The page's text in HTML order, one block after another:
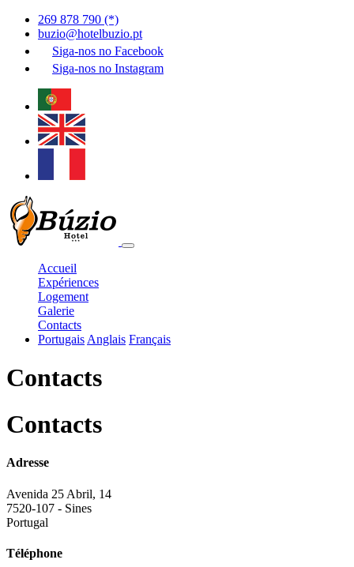
269 878 790 (*)
buzio@hotelbuzio.pt
Siga-nos no Facebook
Siga-nos no Instagram
Accueil
Expériences
Logement
Galerie
Contacts
Portugais Anglais Français
Contacts
Contacts
Adresse
Avenida 25 Abril, 14
7520-107 - Sines
Portugal
Téléphone